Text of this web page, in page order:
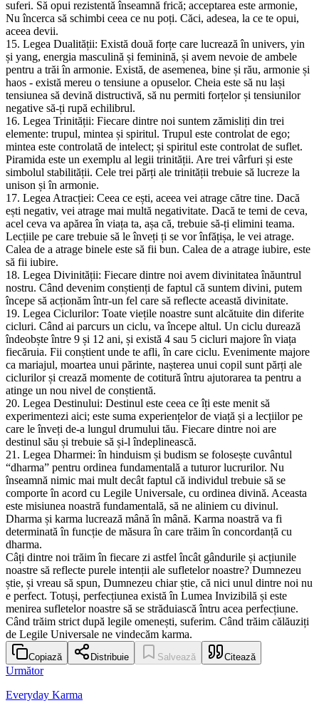
suferi. Să opui rezistentă înseamnă frică; acceptarea este armonie,
Nu încerca să schimbi ceea ce nu poți. Căci, adesea, la ce te opui,
aceea devii.
15. Legea Dualității: Există două forțe care lucrează în univers, yin
și yang, energia masculină și feminină, și avem nevoie de ambele
pentru a trăi în armonie. Există, de asemenea, bine și rău, armonie și
haos - există mereu o tensiune a opuselor. Cheia este să nu lași
tensiunea să devină distructivă, să nu permiti forțelor și tensiunilor
negative să-ți rupă echilibrul.
16. Legea Trinității: Fiecare dintre noi suntem zămisliți din trei
elemente: trupul, mintea și spiritul. Trupul este controlat de ego;
mintea este controlată de intelect; și spiritul este controlat de suflet.
Piramida este un exemplu al legii trinității. Are trei vârfuri și este
simbolul stabilității. Cele trei părți ale trinității trebuie să lucreze la
unison și în armonie.
17. Legea Atracției: Ceea ce ești, aceea vei atrage către tine. Dacă
ești negativ, vei atrage mai multă negativitate. Dacă te temi de ceva,
acel ceva va apărea în viața ta, așa că, trebuie să-ți elimini teama.
Lecțiile pe care trebuie să le înveți ți se vor înfățișa, le vei atrage.
Calea de a atrage binele este să fii bun. Calea de a atrage iubire, este
să fii iubire.
18. Legea Divinității: Fiecare dintre noi avem divinitatea înăuntrul
nostru. Când devenim conștienți de faptul că suntem divini, putem
începe să acționăm într-un fel care să reflecte această divinitate.
19. Legea Ciclurilor: Toate viețile noastre sunt alcătuite din diferite
cicluri. Când ai parcurs un ciclu, va începe altul. Un ciclu durează
îndeobște între 9 și 12 ani, și există 4 sau 5 cicluri majore în viața
fiecăruia. Fii conștient unde te afli, în care ciclu. Evenimente majore
ca mariajul, moartea unui părinte, nașterea unui copil sunt părți ale
ciclurilor și crează momente de cotitură întru ajutorarea ta pentru a
atinge un nou nivel de conștientă.
20. Legea Destinului: Destinul este ceea ce îți este menit să
experimentezi aici; este suma experiențelor de viață și a lecțiilor pe
care le înveți de-a lungul drumului tău. Fiecare dintre noi are
destinul său și trebuie să și-l îndeplinească.
21. Legea Dharmei: în hinduism și budism se folosește cuvântul
“dharma” pentru ordinea fundamentală a tuturor lucrurilor. Nu
înseamnă nimic mai mult decât faptul că individul trebuie să se
comporte în acord cu Legile Universale, cu ordinea divină. Aceasta
este misiunea noastră fundamentală, să ne aliniem cu divinul.
Dharma și karma lucrează mână în mână. Karma noastră va fi
determinată în funcție de măsura în care trăim în concordanță cu
dharma.
Câți dintre noi trăim în fiecare zi astfel încât gândurile și acțiunile
noastre să reflecte purele intenții ale sufletelor noastre? Dumnezeu
știe, și vreau să spun, Dumnezeu chiar știe, că nici unul dintre noi nu
e perfect. Totuși, perfecțiunea există în Lumea Invizibilă și este
menirea sufletelor noastre să se străduiască întru acea perfecțiune.
Când trăim strict după legile omenești, suferim. Când trăim călăuziți
de Legile Universale ne vindecăm karma.
Copiază Distribuie Salvează Citează
Următor
Everyday Karma